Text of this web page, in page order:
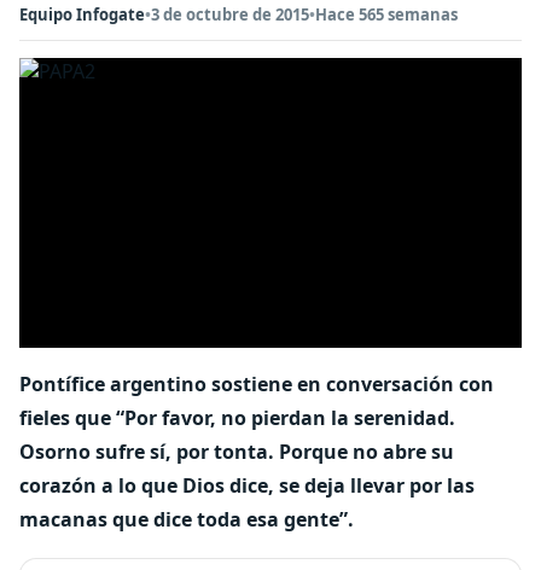
Equipo Infogate•3 de octubre de 2015•Hace 565 semanas
Pontífice argentino sostiene en conversación con
fieles que “Por favor, no pierdan la serenidad.
Osorno sufre sí, por tonta. Porque no abre su
corazón a lo que Dios dice, se deja llevar por las
macanas que dice toda esa gente”.